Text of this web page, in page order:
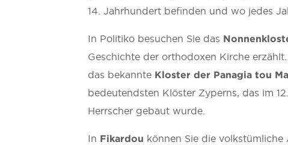
14. Jahrhundert befinden und wo jedes
In Politiko besuchen Sie das
Geschichte der orthodoxen Kirche
das bekannte Kloster der Panagia tou
bedeutendsten Klöster Zyperns, das im
Herrscher gebaut wurde.
In Fikardou können Sie die